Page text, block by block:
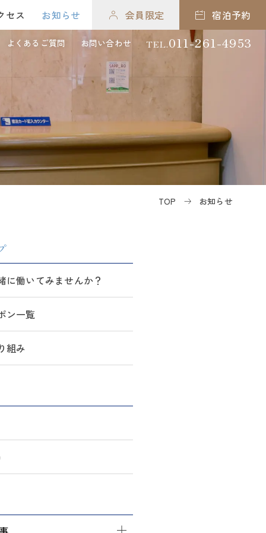
セス お知らせ 会員限定 宿泊予約
よくあるご質問 お問い合わせ TEL.011-261-4953
セス お知らせ 会員限定 宿泊予約
よくあるご質問 お問い合わせ TEL. 011-261-4953
TOP お知らせ
に働いてみませんか？
ン一覧
組み